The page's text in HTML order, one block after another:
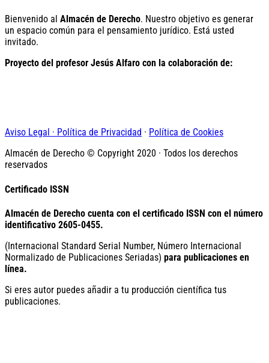
Bienvenido al Almacén de Derecho. Nuestro objetivo es generar
un espacio común para el pensamiento jurídico. Está usted
invitado.
Proyecto del profesor Jesús Alfaro con la colaboración de:
Aviso Legal · Política de Privacidad · Política de Cookies
Almacén de Derecho © Copyright 2020 · Todos los derechos
reservados
Certificado ISSN
Almacén de Derecho cuenta con el certificado ISSN con el número
identificativo 2605-0455.
(Internacional Standard Serial Number, Número Internacional
Normalizado de Publicaciones Seriadas) para publicaciones en
línea.
Si eres autor puedes añadir a tu producción científica tus
publicaciones.